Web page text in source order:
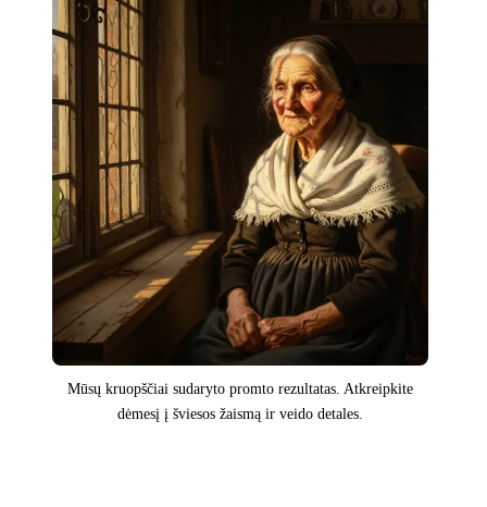
Mūsų kruopščiai sudaryto promto rezultatas. Atkreipkite
dėmesį į šviesos žaismą ir veido detales.